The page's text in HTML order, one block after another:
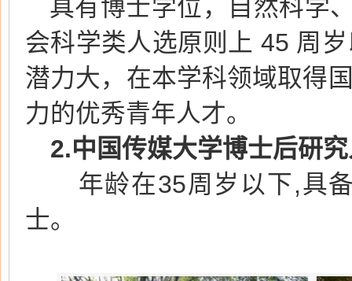
具有博士学位，自然科学
会科学类人选原则上 45 周
潜力大，在本学科领域取得
力的优秀青年人才。
2.中国传媒大学博士后研
年龄在35周岁以下,具备
士。